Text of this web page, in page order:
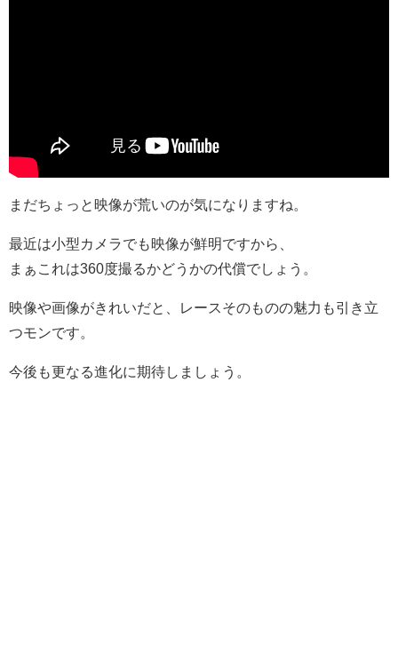
まだちょっと映像が荒いのが気になりますね。
最近は小型カメラでも映像が鮮明ですから、
まぁこれは360度撮るかどうかの代償でしょう。
映像や画像がきれいだと、レースそのものの魅力も引き立
つモンです。
今後も更なる進化に期待しましょう。